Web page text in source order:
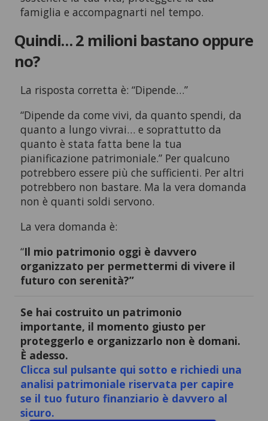
famiglia e accompagnarti nel tempo.
Quindi… 2 milioni bastano oppure
no?
La risposta corretta è: “Dipende…”
“Dipende da come vivi, da quanto spendi, da
quanto a lungo vivrai… e soprattutto da
quanto è stata fatta bene la tua
pianificazione patrimoniale.” Per qualcuno
potrebbero essere più che sufficienti. Per altri
potrebbero non bastare. Ma la vera domanda
non è quanti soldi servono.
La vera domanda è:
“Il mio patrimonio oggi è davvero
organizzato per permettermi di vivere il
futuro con serenità?”
Se hai costruito un patrimonio
importante, il momento giusto per
proteggerlo e organizzarlo non è domani.
È adesso.
Clicca sul pulsante qui sotto e richiedi una
analisi patrimoniale riservata per capire
se il tuo futuro finanziario è davvero al
sicuro.